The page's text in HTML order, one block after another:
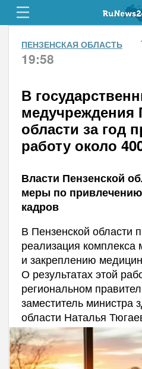
ПЕНЗЕНСКАЯ ОБЛАСТЬ
19:58
В
медучреждения
области за год
работу около
Власти Пензенской
меры по
кадров
В Пензенской области
реализация
и закреплению
О результатах этой
региональном
заместитель министра
области Наталья